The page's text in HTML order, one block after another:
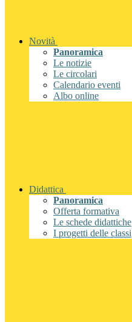
Novità
Panoramica
Le notizie
Le circolari
Calendario eventi
Albo online
Didattica
Panoramica
Offerta formativa
Le schede didattiche
I progetti delle classi